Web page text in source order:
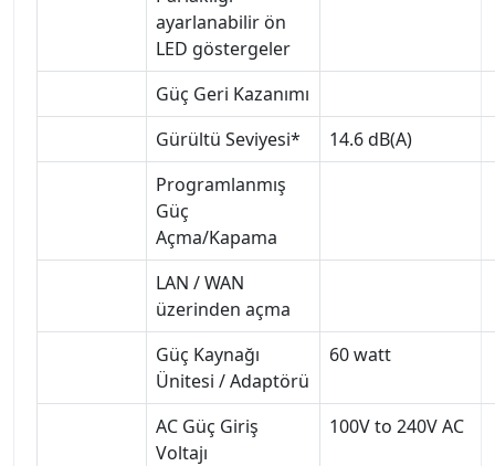
ayarlanabilir ön
LED göstergeler
Güç Geri Kazanımı
Gürültü Seviyesi*
14.6 dB(A)
Programlanmış
Güç
Açma/Kapama
LAN / WAN
üzerinden açma
Güç Kaynağı
Ünitesi / Adaptörü
60 watt
AC Güç Giriş
Voltajı
100V to 240V AC